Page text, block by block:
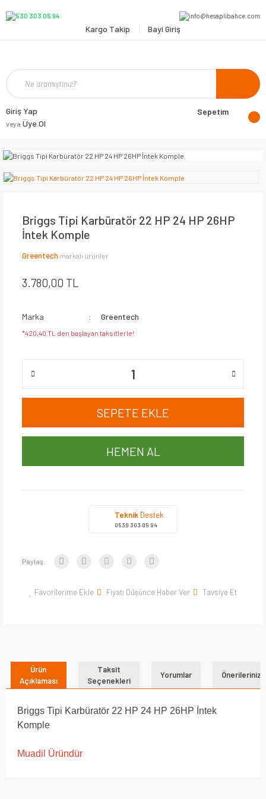
Kargo Takip Bayi Giriş
Giriş Yap
veya Üye Ol
Sepetim
Briggs Tipi Karbüratör 22 HP 24 HP 26HP
İntek Komple
Greentech markalı ürünler
3.780,00 TL
Marka Greentech
*420,40 TL den başlayan taksitlerle!
SEPETE EKLE
HEMEN AL
Teknik Destek
0530 303 05 94
Paylaş:
Favorilerime Ekle Fiyatı Düşünce Haber Ver Tavsiye Et
Ürün
Açıklaması
Taksit
Seçenekleri
Yorumlar Önerileriniz
Briggs Tipi Karbüratör 22 HP 24 HP 26HP İntek
Komple
Muadil Üründür